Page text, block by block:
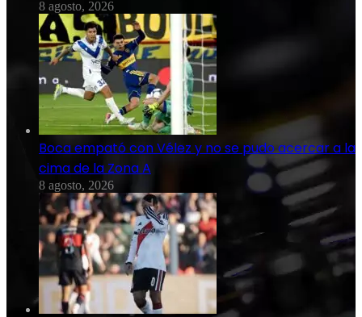
8 agosto, 2026
Boca empató con Vélez y no se pudo acercar a la
cima de la Zona A
8 agosto, 2026